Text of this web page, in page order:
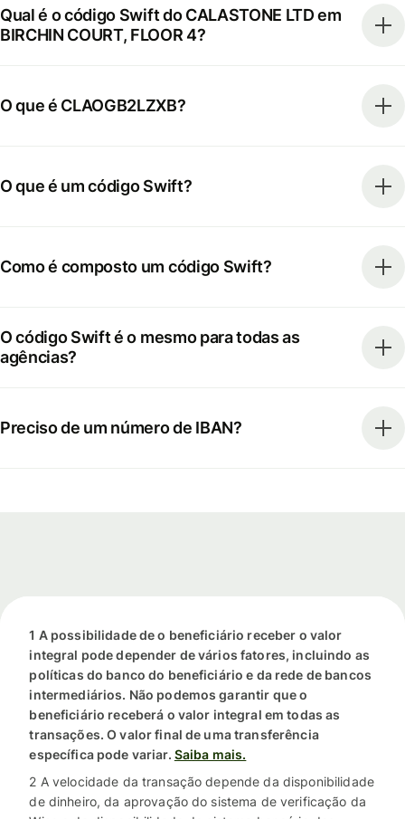
Qual é o código Swift do CALASTONE LTD em
BIRCHIN COURT, FLOOR 4?
O que é CLAOGB2LZXB?
O que é um código Swift?
Como é composto um código Swift?
O código Swift é o mesmo para todas as
agências?
Preciso de um número de IBAN?
1 A possibilidade de o beneficiário receber o valor
integral pode depender de vários fatores, incluindo as
políticas do banco do beneficiário e da rede de bancos
intermediários. Não podemos garantir que o
beneficiário receberá o valor integral em todas as
transações. O valor final de uma transferência
específica pode variar. Saiba mais.
2 A velocidade da transação depende da disponibilidade
de dinheiro, da aprovação do sistema de verificação da